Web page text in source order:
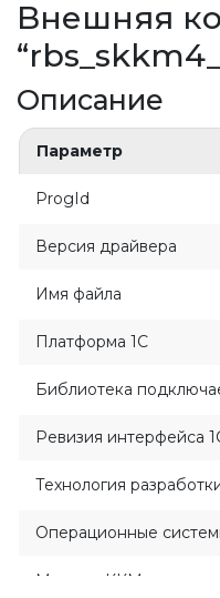
4.4
4.1
3.4
3.3
2.2
2.5
печать
Внешняя
Описание
Параметр
ProgId
Версия драйвера
Имя файла
Платформа 1С
Библиотека
Ревизия интерфейса
Технология
Операционные
Модели ККМ